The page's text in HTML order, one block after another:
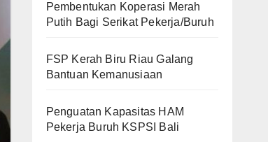
Pembentukan Koperasi Merah
Putih Bagi Serikat Pekerja/Buruh
FSP Kerah Biru Riau Galang
Bantuan Kemanusiaan
Penguatan Kapasitas HAM
Pekerja Buruh KSPSI Bali